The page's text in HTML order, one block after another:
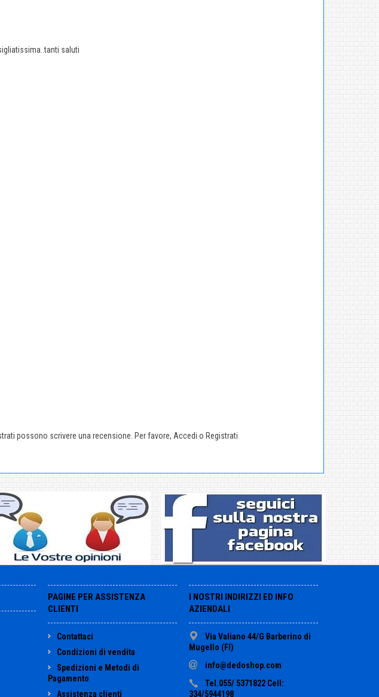
saluti
possono scrivere una recensione. Per favore, Accedi o Registrati
PAGINE PER ASSISTENZA
CLIENTI
Contattaci
Condizioni di vendita
Spedizioni e Metodi di
Pagamento
Assistenza clienti
I NOSTRI INDIRIZZI ED INFO
AZIENDALI
Via Valiano 44/G Barberino di
Mugello (FI)
info@dedoshop.com
Tel.055/ 5371822 Cell:
334/5944198